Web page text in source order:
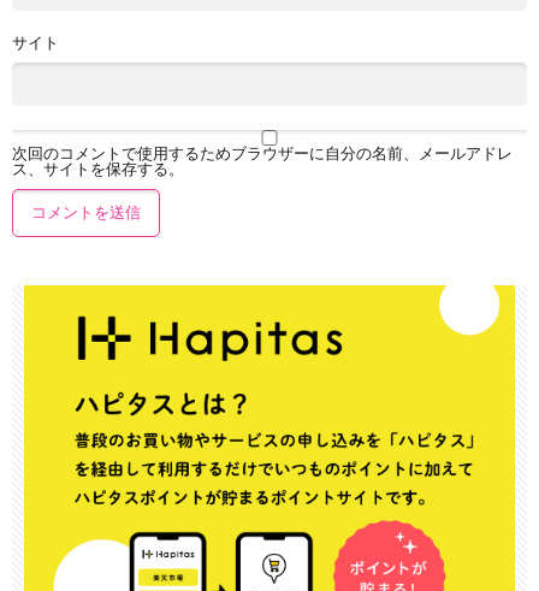
サイト
次回のコメントで使用するためブラウザーに自分の名前、メールアドレ
ス、サイトを保存する。